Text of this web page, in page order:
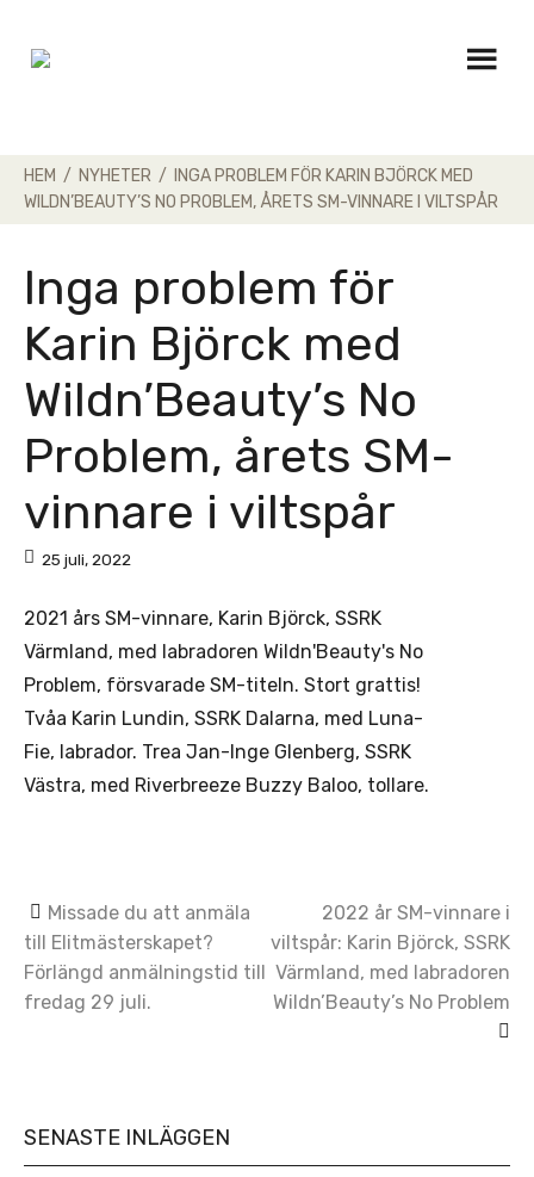
content
HEM / NYHETER /
INGA PROBLEM FÖR KARIN BJÖRCK MED
WILDN’BEAUTY’S NO PROBLEM, ÅRETS SM-VINNARE I VILTSPÅR
Inga problem för
Karin Björck med
Wildn’Beauty’s No
Problem, årets SM-
vinnare i viltspår
25 juli, 2022
2021 års SM-vinnare, Karin Björck, SSRK
Värmland, med labradoren Wildn'Beauty's No
Problem, försvarade SM-titeln. Stort grattis!
Tvåa Karin Lundin, SSRK Dalarna, med Luna-
Fie, labrador. Trea Jan-Inge Glenberg, SSRK
Västra, med Riverbreeze Buzzy Baloo, tollare.
Post
navigation
Missade du att anmäla
till Elitmästerskapet?
Förlängd anmälningstid till
fredag 29 juli.
2022 år SM-vinnare i
viltspår: Karin Björck, SSRK
Värmland, med labradoren
Wildn’Beauty’s No Problem
SENASTE INLÄGGEN